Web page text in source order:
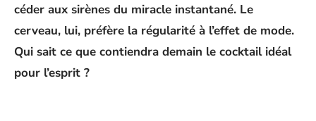
céder aux sirènes du miracle instantané. Le
cerveau, lui, préfère la régularité à l’effet de mode.
Qui sait ce que contiendra demain le cocktail idéal
pour l’esprit ?